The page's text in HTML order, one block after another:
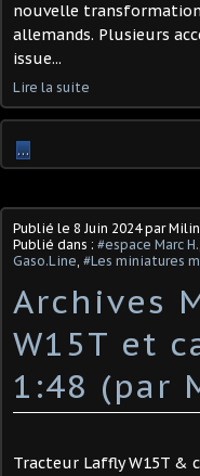
nouvelle
allemands. Plusieurs
issue...
Lire la suite
…
Publié le 8 Juin 2024par
Publié dans : #espace Marc H.
Gaso.Line, #Les miniatures
Archives
W15T et
1:48 (par
Tracteur Laffly W15T &